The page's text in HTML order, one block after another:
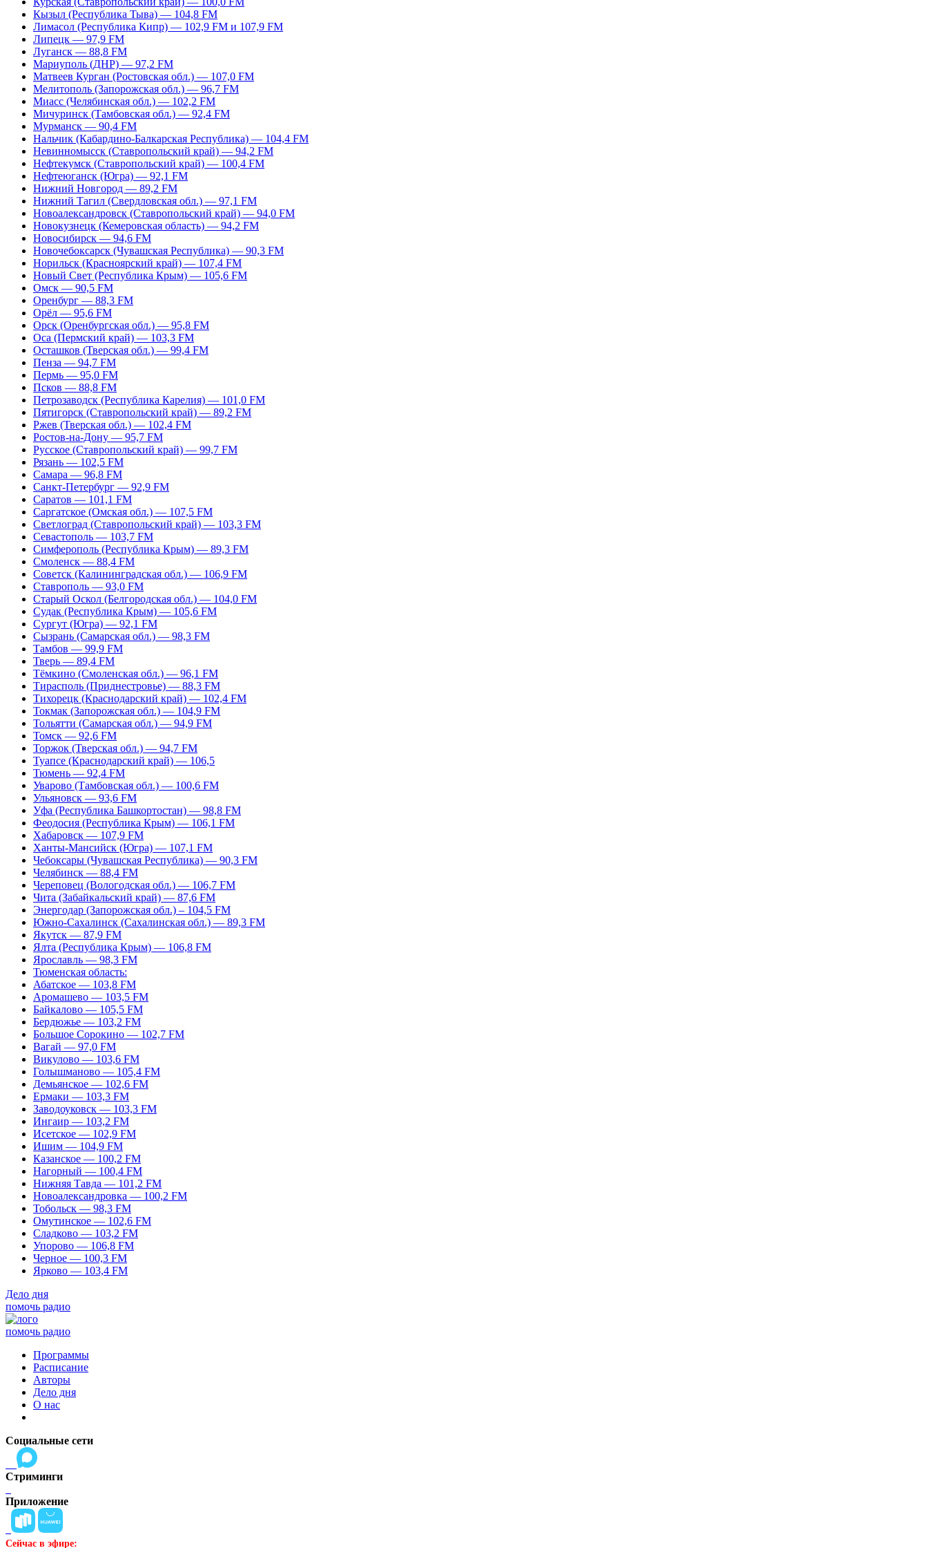
Кызыл (Республика Тыва) — 104,8 FM
Лимасол (Республика Кипр) — 102,9 FM и 107,9 FM
Липецк — 97,9 FM
Луганск — 88,8 FM
Мариуполь (ДНР) — 97,2 FM
Матвеев Курган (Ростовская обл.) — 107,0 FM
Мелитополь (Запорожская обл.) — 96,7 FM
Миасс (Челябинская обл.) — 102,2 FM
Мичуринск (Тамбовская обл.) — 92,4 FM
Мурманск — 90,4 FM
Нальчик (Кабардино-Балкарская Республика) — 104,4 FM
Невинномысск (Ставропольский край) — 94,2 FM
Нефтекумск (Ставропольский край) — 100,4 FM
Нефтеюганск (Югра) — 92,1 FM
Нижний Новгород — 89,2 FM
Нижний Тагил (Свердловская обл.) — 97,1 FM
Новоалександровск (Ставропольский край) — 94,0 FM
Новокузнецк (Кемеровская область) — 94,2 FM
Новосибирск — 94,6 FM
Новочебоксарск (Чувашская Республика) — 90,3 FM
Норильск (Красноярский край) — 107,4 FM
Новый Свет (Республика Крым) — 105,6 FM
Омск — 90,5 FM
Оренбург — 88,3 FM
Орёл — 95,6 FM
Орск (Оренбургская обл.) — 95,8 FM
Оса (Пермский край) — 103,3 FM
Осташков (Тверская обл.) — 99,4 FM
Пенза — 94,7 FM
Пермь — 95,0 FM
Псков — 88,8 FM
Петрозаводск (Республика Карелия) — 101,0 FM
Пятигорск (Ставропольский край) — 89,2 FM
Ржев (Тверская обл.) — 102,4 FM
Ростов-на-Дону — 95,7 FM
Русское (Ставропольский край) — 99,7 FM
Рязань — 102,5 FM
Самара — 96,8 FM
Санкт-Петербург — 92,9 FM
Саратов — 101,1 FM
Саргатское (Омская обл.) — 107,5 FM
Светлоград (Ставропольский край) — 103,3 FM
Севастополь — 103,7 FM
Симферополь (Республика Крым) — 89,3 FM
Смоленск — 88,4 FM
Советск (Калининградская обл.) — 106,9 FM
Ставрополь — 93,0 FM
Старый Оскол (Белгородская обл.) — 104,0 FM
Судак (Республика Крым) — 105,6 FM
Сургут (Югра) — 92,1 FM
Сызрань (Самарская обл.) — 98,3 FM
Тамбов — 99,9 FM
Тверь — 89,4 FM
Тёмкино (Смоленская обл.) — 96,1 FM
Тирасполь (Приднестровье) — 88,3 FM
Тихорецк (Краснодарский край) — 102,4 FM
Токмак (Запорожская обл.) — 104,9 FM
Тольятти (Самарская обл.) — 94,9 FM
Томск — 92,6 FM
Торжок (Тверская обл.) — 94,7 FM
Туапсе (Краснодарский край) — 106,5
Тюмень — 92,4 FM
Уварово (Тамбовская обл.) — 100,6 FM
Ульяновск — 93,6 FM
Уфа (Республика Башкортостан) — 98,8 FM
Феодосия (Республика Крым) — 106,1 FM
Хабаровск — 107,9 FM
Ханты-Мансийск (Югра) — 107,1 FM
Чебоксары (Чувашская Республика) — 90,3 FM
Челябинск — 88,4 FM
Череповец (Вологодская обл.) — 106,7 FM
Чита (Забайкальский край) — 87,6 FM
Энергодар (Запорожская обл.) – 104,5 FM
Южно-Сахалинск (Сахалинская обл.) — 89,3 FM
Якутск — 87,9 FM
Ялта (Республика Крым) — 106,8 FM
Ярославль — 98,3 FM
Тюменская область:
Абатское — 103,8 FM
Аромашево — 103,5 FM
Байкалово — 105,5 FM
Бердюжье — 103,2 FM
Большое Сорокино — 102,7 FM
Вагай — 97,0 FM
Викулово — 103,6 FM
Голышманово — 105,4 FM
Демьянское — 102,6 FM
Ермаки — 103,3 FM
Заводоуковск — 103,3 FM
Ингаир — 103,2 FM
Исетское — 102,9 FM
Ишим — 104,9 FM
Казанское — 100,2 FM
Нагорный — 100,4 FM
Нижняя Тавда — 101,2 FM
Новоалександровка — 100,2 FM
Тобольск — 98,3 FM
Омутинское — 102,6 FM
Сладково — 103,2 FM
Упорово — 106,8 FM
Черное — 100,3 FM
Ярково — 103,4 FM
Дело дня
помочь радио
помочь радио
Программы
Расписание
Авторы
Дело дня
О нас
Социальные сети
Стриминги
Приложение
Сейчас в эфире: